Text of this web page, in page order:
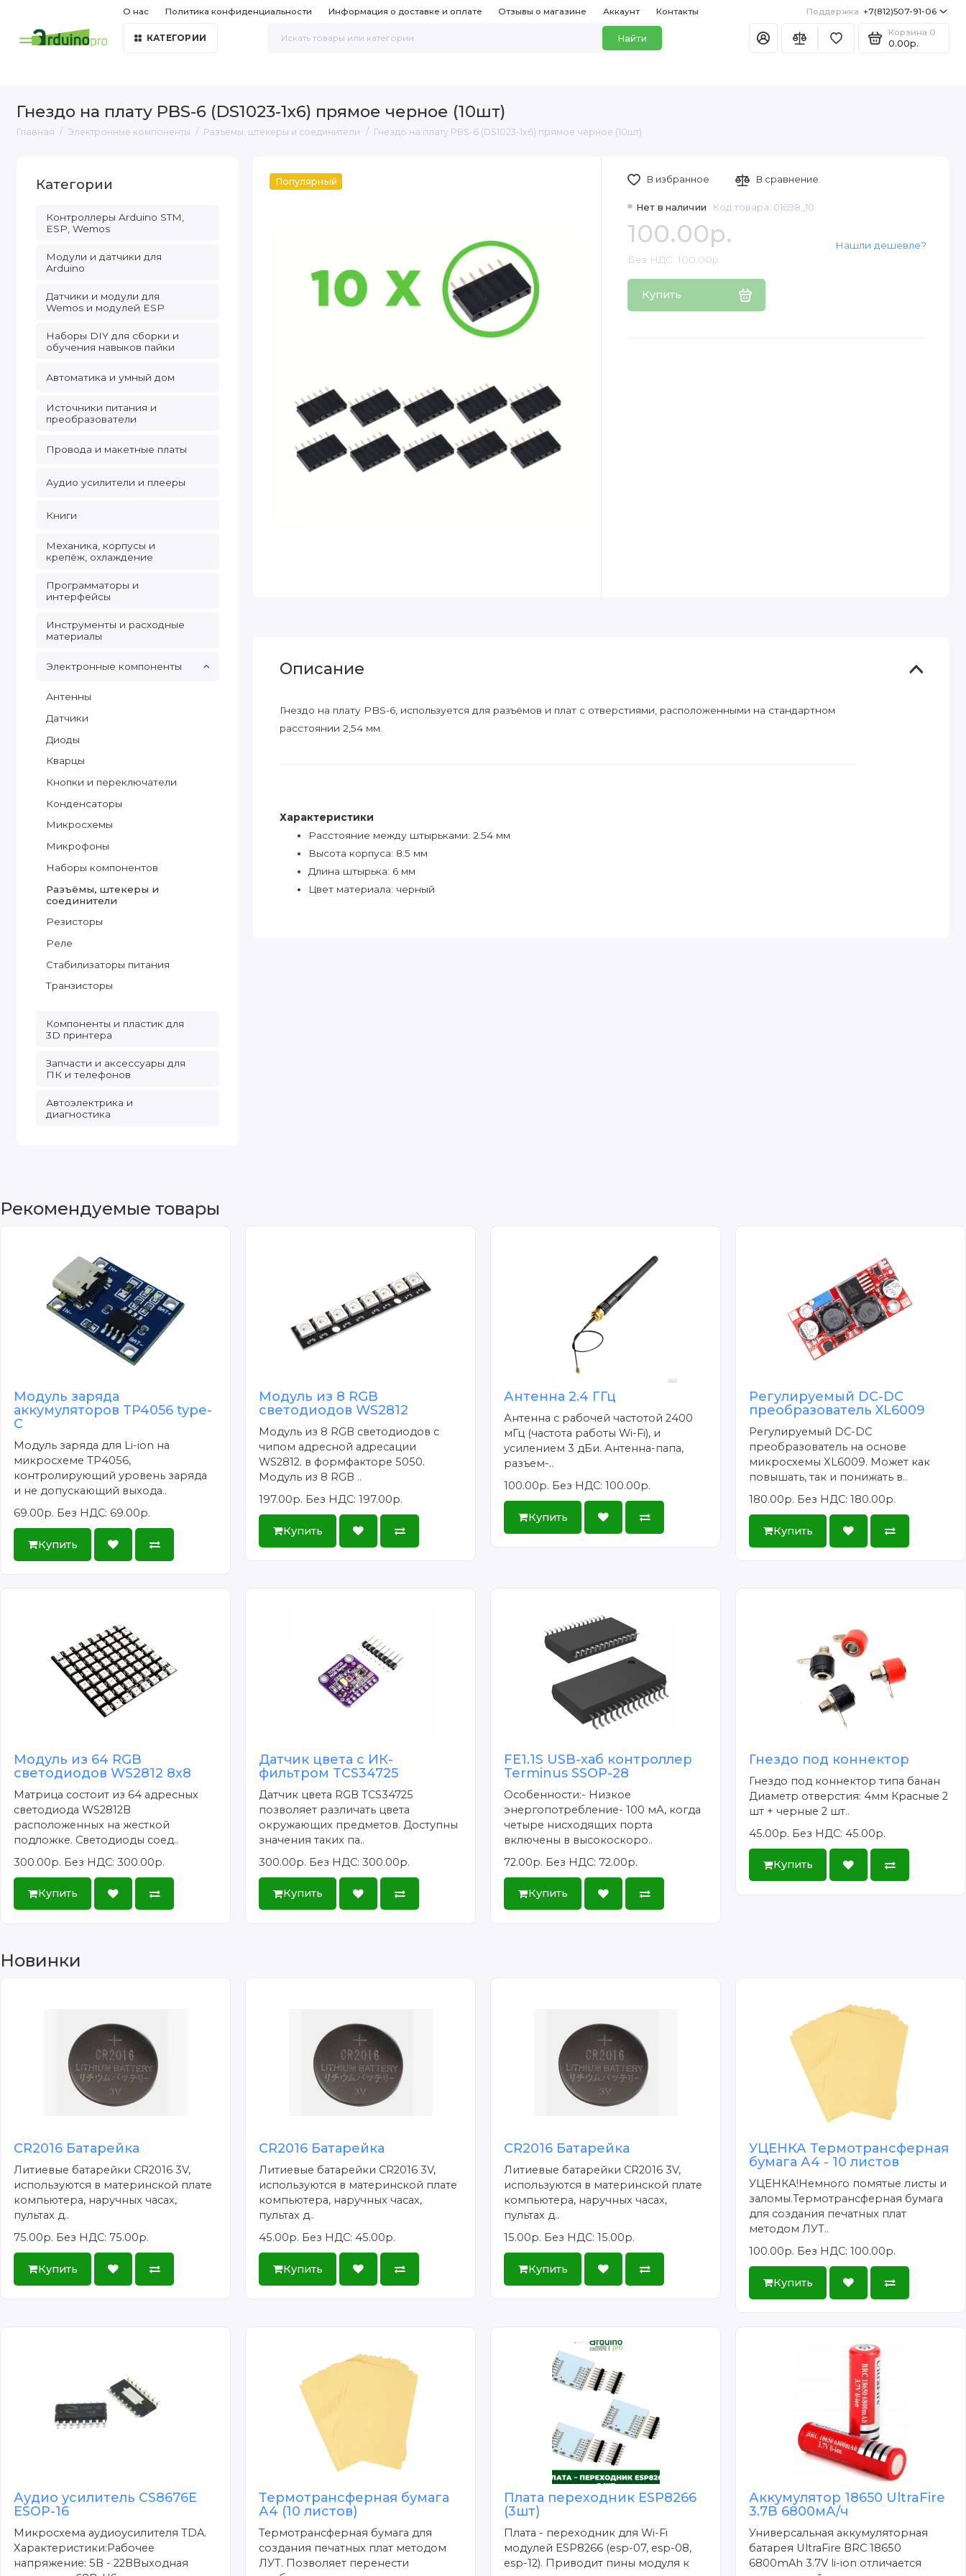
О нас Политика конфиденциальности Информация о доставке и оплате Отзывы о магазине Аккаунт Контакты Поддержка +7(812)507-91-06
КАТЕГОРИИ Найти
Корзина 0
0.00р.
Гнездо на плату PBS-6 (DS1023-1x6) прямое черное (10шт)
Главная Электронные компоненты Разъёмы, штекеры и соединители Гнездо на плату PBS-6 (DS1023-1x6) прямое черное (10шт)
Категории
Контроллеры Arduino STM,
ESP, Wemos
Модули и датчики для
Arduino
Датчики и модули для
Wemos и модулей ESP
Наборы DIY для сборки и
обучения навыков пайки
Автоматика и умный дом
Источники питания и
преобразователи
Провода и макетные платы
Аудио усилители и плееры
Книги
Механика, корпусы и
крепёж, охлаждение
Программаторы и
интерфейсы
Инструменты и расходные
материалы
Электронные компоненты
Антенны
Датчики
Диоды
Кварцы
Кнопки и переключатели
Конденсаторы
Микросхемы
Микрофоны
Наборы компонентов
Разъёмы, штекеры и
соединители
Резисторы
Реле
Стабилизаторы питания
Транзисторы
Компоненты и пластик для
3D принтера
Запчасти и аксессуары для
ПК и телефонов
Автоэлектрика и
диагностика
Популярный
Нет в наличии Код товара: 01698_10
100.00р.
Без НДС: 100.00р.
Купить
Нашли дешевле?
В избранное В сравнение
Описание
Гнездо на плату PBS-6, используется для разъёмов и плат с отверстиями, расположенными на стандартном
расстоянии 2,54 мм.
Характеристики
Расстояние между штырьками: 2.54 мм
Высота корпуса: 8.5 мм
Длина штырька: 6 мм
Цвет материала: черный
Рекомендуемые товары
Модуль заряда
аккумуляторов TP4056 type-
C
Модуль заряда для Li-ion на
микросхеме TP4056,
контролирующий уровень заряда
и не допускающий выхода..
69.00р. Без НДС: 69.00р.
Купить
Модуль из 8 RGB
светодиодов WS2812
Модуль из 8 RGB светодиодов с
чипом адресной адресации
WS2812. в формфакторе 5050.
Модуль из 8 RGB ..
197.00р. Без НДС: 197.00р.
Купить
Антенна 2.4 ГГц
Антенна с рабочей частотой 2400
мГц (частота работы Wi-Fi), и
усилением 3 дБи. Антенна-папа,
разъем-..
100.00р. Без НДС: 100.00р.
Купить
Регулируемый DC-DC
преобразователь XL6009
Регулируемый DC-DC
преобразователь на основе
микросхемы XL6009. Может как
повышать, так и понижать в..
180.00р. Без НДС: 180.00р.
Купить
Модуль из 64 RGB
светодиодов WS2812 8x8
Матрица состоит из 64 адресных
светодиода WS2812B
расположенных на жесткой
подложке. Светодиоды соед..
300.00р. Без НДС: 300.00р.
Купить
Датчик цвета с ИК-
фильтром TCS34725
Датчик цвета RGB TCS34725
позволяет различать цвета
окружающих предметов. Доступны
значения таких па..
300.00р. Без НДС: 300.00р.
Купить
FE1.1S USB-хаб контроллер
Terminus SSOP-28
Особенности:- Низкое
энергопотребление- 100 мА, когда
четыре нисходящих порта
включены в высокоскоро..
72.00р. Без НДС: 72.00р.
Купить
Гнездо под коннектор
Гнездо под коннектор типа банан
Диаметр отверстия: 4мм Красные 2
шт + черные 2 шт..
45.00р. Без НДС: 45.00р.
Купить
Новинки
CR2016 Батарейка
Литиевые батарейки CR2016 3V,
используются в материнской плате
компьютера, наручных часах,
пультах д..
75.00р. Без НДС: 75.00р.
Купить
CR2016 Батарейка
Литиевые батарейки CR2016 3V,
используются в материнской плате
компьютера, наручных часах,
пультах д..
45.00р. Без НДС: 45.00р.
Купить
CR2016 Батарейка
Литиевые батарейки CR2016 3V,
используются в материнской плате
компьютера, наручных часах,
пультах д..
15.00р. Без НДС: 15.00р.
Купить
УЦЕНКА Термотрансферная
бумага А4 - 10 листов
УЦЕНКА!Немного помятые листы и
заломы.Термотрансферная бумага
для создания печатных плат
методом ЛУТ..
100.00р. Без НДС: 100.00р.
Купить
Аудио усилитель CS8676E
ESOP-16
Микросхема аудиоусилителя TDA.
Характеристики:Рабочее
напряжение: 5В - 22ВВыходная
Термотрансферная бумага
А4 (10 листов)
Термотрансферная бумага для
создания печатных плат методом
ЛУТ. Позволяет перенести
Плата переходник ESP8266
(3шт)
Плата - переходник для Wi-Fi
модулей ESP8266 (esp-07, esp-08,
esp-12). Приводит пины модуля к
Аккумулятор 18650 UltraFire
3.7В 6800мА/ч
Универсальная аккумуляторная
батарея UltraFire BRC 18650
6800mAh 3.7V li-ion отличается